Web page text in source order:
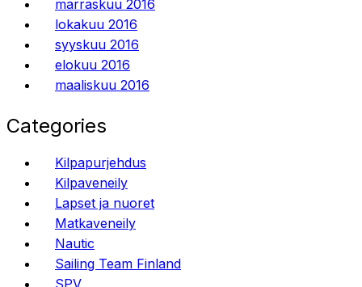
marraskuu 2016
lokakuu 2016
syyskuu 2016
elokuu 2016
maaliskuu 2016
Categories
Kilpapurjehdus
Kilpaveneily
Lapset ja nuoret
Matkaveneily
Nautic
Sailing Team Finland
SPV